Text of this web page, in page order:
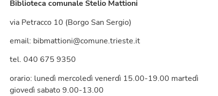
Biblioteca comunale Stelio Mattioni
via Petracco 10 (Borgo San Sergio)
email: bibmattioni@comune.trieste.it
tel. 040 675 9350
orario: lunedì mercoledì venerdì 15.00-19.00 martedì
giovedì sabato 9.00-13.00